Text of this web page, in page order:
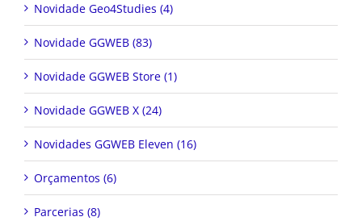
Novidade Geo4Studies (4)
Novidade GGWEB (83)
Novidade GGWEB Store (1)
Novidade GGWEB X (24)
Novidades GGWEB Eleven (16)
Orçamentos (6)
Parcerias (8)